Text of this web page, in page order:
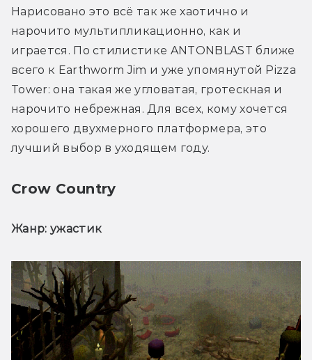
Нарисовано это всё так же хаотично и
нарочито мультипликационно, как и
играется. По стилистике ANTONBLAST ближе
всего к Earthworm Jim и уже упомянутой Pizza
Tower: она такая же угловатая, гротескная и
нарочито небрежная. Для всех, кому хочется
хорошего двухмерного платформера, это
лучший выбор в уходящем году.
Crow Country
Жанр: ужастик